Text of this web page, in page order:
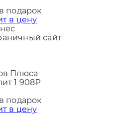
подарок
в цену
сайт
Плюса
1 908₽
подарок
в цену